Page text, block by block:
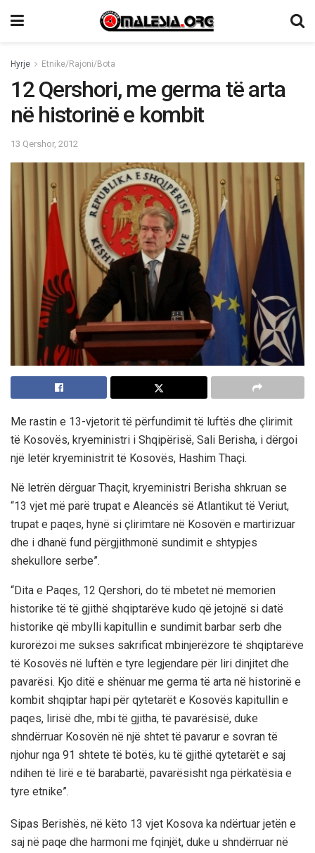
Hyrje Etnike/Rajoni/Bota
12 Qershori, me germa të arta
në historinë e kombit
13 Qershor, 2012
Me rastin e 13-vjetorit të përfundimit të luftës dhe çlirimit
të Kosovës, kryeministri i Shqipërisë, Sali Berisha, i dërgoi
një letër kryeministrit të Kosovës, Hashim Thaçi.
Në letrën dërguar Thaçit, kryeministri Berisha shkruan se
“13 vjet më parë trupat e Aleancës së Atlantikut të Veriut,
trupat e paqes, hynë si çlirimtare në Kosovën e martirizuar
dhe i dhanë fund përgjithmonë sundimit e shtypjes
shekullore serbe”.
“Dita e Paqes, 12 Qershori, do të mbetet në memorien
historike të të gjithë shqiptarëve kudo që jetojnë si datë
historike që mbylli kapitullin e sundimit barbar serb dhe
kurorëzoi me sukses sakrificat mbinjerëzore të shqiptarëve
të Kosovës në luftën e tyre legjendare për liri dinjitet dhe
pavarësi. Kjo ditë e shënuar me germa të arta në historinë e
kombit shqiptar hapi për qytetarët e Kosovës kapitullin e
paqes, lirisë dhe, mbi të gjitha, të pavarësisë, duke
shndërruar Kosovën në një shtet të pavarur e sovran të
njohur nga 91 shtete të botës, ku të gjithë qytetarët e saj
ndihen të lirë e të barabartë, pavarësisht nga përkatësia e
tyre etnike”.
Sipas Berishës, në këto 13 vjet Kosova ka ndërtuar jetën e
saj në paqe dhe harmoni me fqinjët, duke u shndërruar në